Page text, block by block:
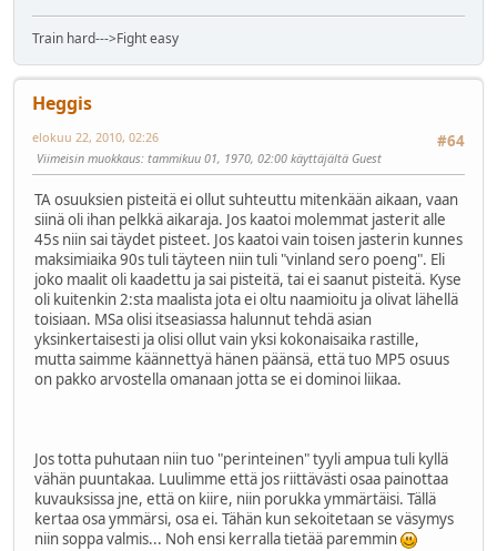
Train hard--->Fight easy
Heggis
#64
elokuu 22, 2010, 02:26
Viimeisin muokkaus: tammikuu 01, 1970, 02:00 käyttäjältä Guest
TA osuuksien pisteitä ei ollut suhteuttu mitenkään aikaan, vaan
siinä oli ihan pelkkä aikaraja. Jos kaatoi molemmat jasterit alle
45s niin sai täydet pisteet. Jos kaatoi vain toisen jasterin kunnes
maksimiaika 90s tuli täyteen niin tuli "vinland sero poeng". Eli
joko maalit oli kaadettu ja sai pisteitä, tai ei saanut pisteitä. Kyse
oli kuitenkin 2:sta maalista jota ei oltu naamioitu ja olivat lähellä
toisiaan. MSa olisi itseasiassa halunnut tehdä asian
yksinkertaisesti ja olisi ollut vain yksi kokonaisaika rastille,
mutta saimme käännettyä hänen päänsä, että tuo MP5 osuus
on pakko arvostella omanaan jotta se ei dominoi liikaa.
Jos totta puhutaan niin tuo "perinteinen" tyyli ampua tuli kyllä
vähän puuntakaa. Luulimme että jos riittävästi osaa painottaa
kuvauksissa jne, että on kiire, niin porukka ymmärtäisi. Tällä
kertaa osa ymmärsi, osa ei. Tähän kun sekoitetaan se väsymys
niin soppa valmis... Noh ensi kerralla tietää paremmin